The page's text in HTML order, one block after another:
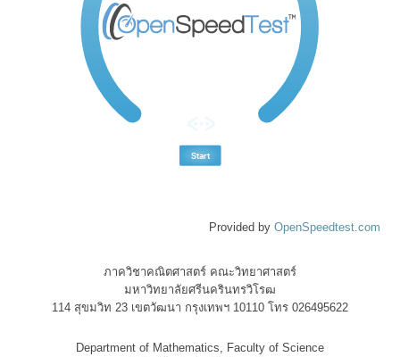
Provided by OpenSpeedtest.com
ภาควิชาคณิตศาสตร์ คณะวิทยาศาสตร์
มหาวิทยาลัยศรีนครินทรวิโรฒ
114 สุขมวิท 23 เขตวัฒนา กรุงเทพฯ 10110 โทร 026495622
Department of Mathematics, Faculty of Science